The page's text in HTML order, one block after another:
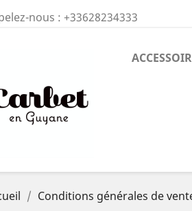
nous : +33628234333
Conditions générales de